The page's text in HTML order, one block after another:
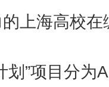
上海高校在
”项目分为A